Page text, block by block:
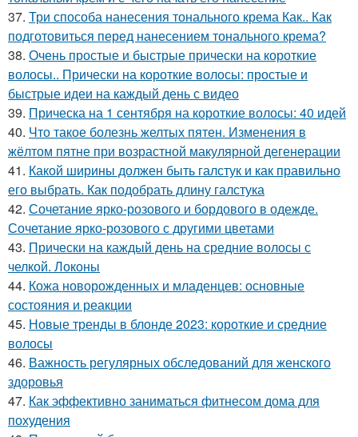
37. Три способа нанесения тонального крема Как.. Как
подготовиться перед нанесением тонального крема?
38. Очень простые и быстрые прически на короткие
волосы.. Прически на короткие волосы: простые и
быстрые идеи на каждый день с видео
39. Прическа на 1 сентября на короткие волосы: 40 идей
40. Что такое болезнь желтых пятен. Изменения в
жёлтом пятне при возрастной макулярной дегенерации
41. Какой ширины должен быть галстук и как правильно
его выбрать. Как подобрать длину галстука
42. Сочетание ярко-розового и бордового в одежде.
Сочетание ярко-розового с другими цветами
43. Прически на каждый день на средние волосы с
челкой. Локоны
44. Кожа новорожденных и младенцев: основные
состояния и реакции
45. Новые тренды в блонде 2023: короткие и средние
волосы
46. Важность регулярных обследований для женского
здоровья
47. Как эффективно заниматься фитнесом дома для
похудения